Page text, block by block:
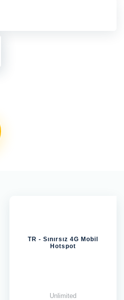
TR - Sınırsız 4G Mobil
Hotspot
Unlimited